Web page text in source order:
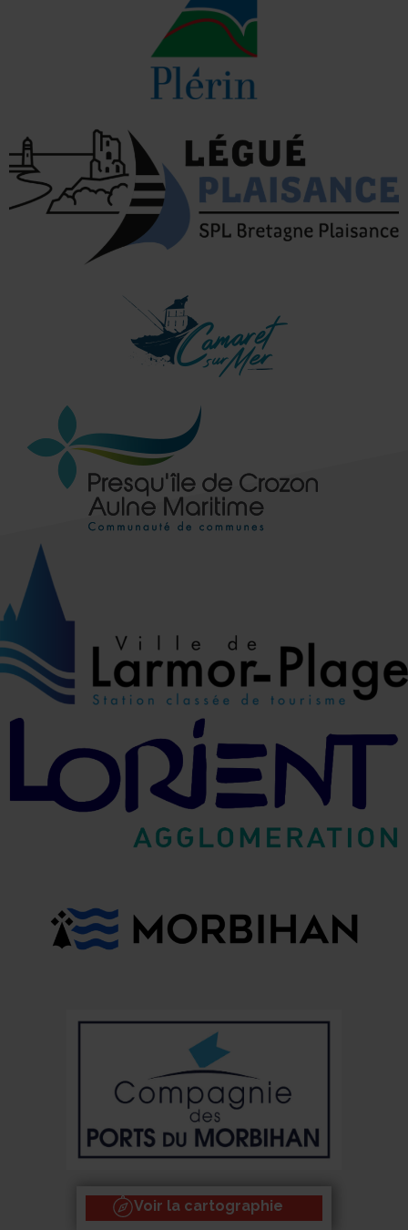
Voir la cartographie